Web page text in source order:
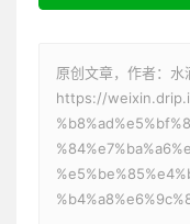
原创文章，作者：水
https://